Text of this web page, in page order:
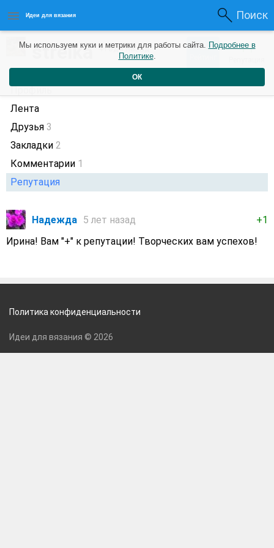
Идеи для вязания Поиск
strelka 4 года назад 0 +1
Профиль
Лента
Друзья 3
Закладки 2
Комментарии 1
Репутация
Надежда 5 лет назад
+1
Ирина! Вам "+" к репутации! Творческих вам успехов!
Мы используем куки и метрики для работы сайта. Подробнее в
Политике.
ОК
Политика конфиденциальности
Идеи для вязания © 2026